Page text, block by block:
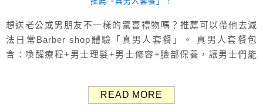
想送老公或男朋友不一樣的驚喜禮物嗎？推薦可以帶他去減
法日常Barber shop體驗「真男人套餐」。 真男人套餐包
含：喚醒療程+男士理髮+男士修容+臉部保養，讓男士們能
shop是一間位於高雄鼓山美術館旁的日韓系男士理髮燙髮專
READ MORE